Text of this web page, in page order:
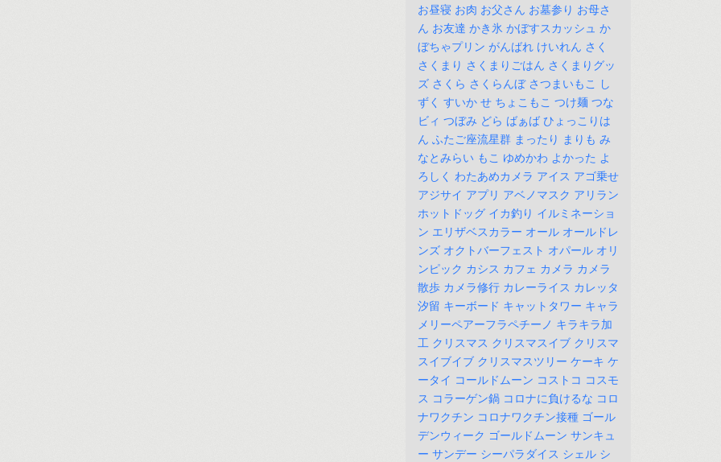
お昼寝 お肉 お父さん お墓参り お母さ
ん お友達 かき氷 かぼすスカッシュ か
ぼちゃプリン がんばれ けいれん さく
さくまり さくまりごはん さくまりグッ
ズ さくら さくらんぼ さつまいもこ し
ずく すいか せ ちょこもこ つけ麺 つな
ビィ つぼみ どら ばぁば ひょっこりは
ん ふたご座流星群 まったり まりも み
なとみらい もこ ゆめかわ よかった よ
ろしく わたあめカメラ アイス アゴ乗せ
アジサイ アプリ アベノマスク アリラン
ホットドッグ イカ釣り イルミネーショ
ン エリザベスカラー オール オールドレ
ンズ オクトバーフェスト オパール オリ
ンピック カシス カフェ カメラ カメラ
散歩 カメラ修行 カレーライス カレッタ
汐留 キーボード キャットタワー キャラ
メリーペアーフラペチーノ キラキラ加
工 クリスマス クリスマスイブ クリスマ
スイブイブ クリスマスツリー ケーキ ケ
ータイ コールドムーン コストコ コスモ
ス コラーゲン鍋 コロナに負けるな コロ
ナワクチン コロナワクチン接種 ゴール
デンウィーク ゴールドムーン サンキュ
ー サンデー シーパラダイス シェル シ